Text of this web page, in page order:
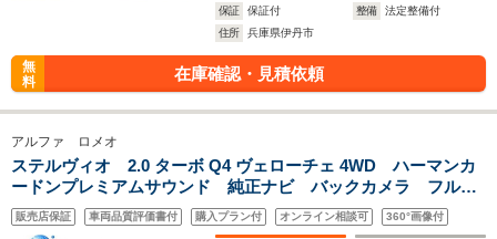
保証
保証付 整備
法定整備付
住所
兵庫県伊丹市
無
料
在庫確認・見積依頼
アルファ ロメオ
ステルヴィオ 2.0 ターボ Q4 ヴェローチェ 4WD ハーマンカ
ードンプレミアムサウンド 純正ナビ バックカメラ フルセ
グTV 黒革シート シートヒーター パワーシート ステアリ
ングヒーター ワイヤレスチャージ ブラインドスポットアシ
販売店保証 車両品質評価書付 購入プラン付 オンライン相談可 360°画像付